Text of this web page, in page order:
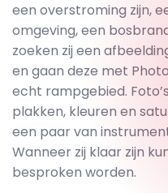
een overstroming zijn,
omgeving, een
zoeken zij een
en gaan deze met
echt rampgebied.
plakken, kleuren en
een paar van
Wanneer zij klaar zijn
besproken worden.